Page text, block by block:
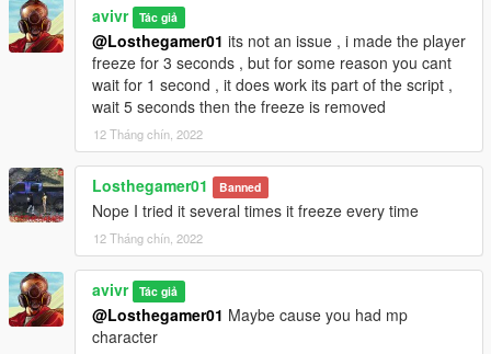
avivr Tác giả
@Losthegamer01 its not an issue , i made the player
freeze for 3 seconds , but for some reason you cant
wait for 1 second , it does work its part of the script ,
wait 5 seconds then the freeze is removed
12 Tháng chín, 2022
Losthegamer01 Banned
Nope I tried it several times it freeze every time
12 Tháng chín, 2022
avivr Tác giả
@Losthegamer01 Maybe cause you had mp
character